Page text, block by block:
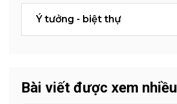
Ý tưởng - biệt thự
Bài viết được xem nhiều